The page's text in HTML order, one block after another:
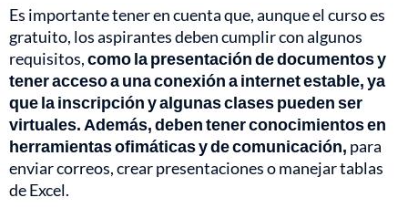
Es importante tener en cuenta que, aunque el curso es
gratuito, los aspirantes deben cumplir con algunos
requisitos,como la presentación de documentos y
tener acceso a una conexión a internet estable, ya
que la inscripción y algunas clases pueden ser
virtuales. Además, deben tener conocimientos en
herramientas ofimáticas y de comunicación, para
enviar correos, crear presentaciones o manejar tablas
de Excel.